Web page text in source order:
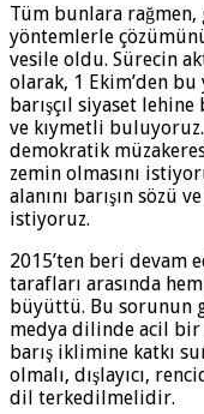
Tüm bunlara rağmen,
yöntemlerle
vesile oldu. Sürecin
olarak, 1 Ekim’den
barışçıl siyaset
ve kıymetli
demokratik
zemin olmasını
alanını barışın sözü
istiyoruz.
2015’ten beri devam
tarafları arasında
büyüttü. Bu sorunun
medya dilinde acil bir
barış iklimine katkı
olmalı, dışlayıcı,
dil terkedilmelidir.